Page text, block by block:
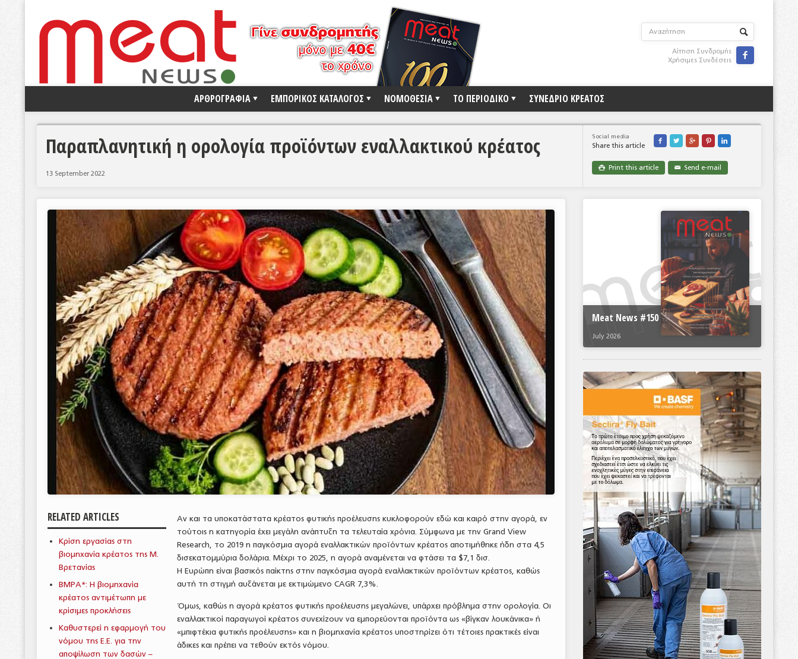
Αίτηση Συνδρομής
Χρήσιμες Συνδέσεις

ΑΡΘΡΟΓΡΑΦΙΑ ΕΜΠΟΡΙΚΟΣ ΚΑΤΑΛΟΓΟΣ ΝΟΜΟΘΕΣΙΑ ΤΟ ΠΕΡΙΟΔΙΚΟ ΣΥΝΕΔΡΙΟ ΚΡΕΑΤΟΣ
Social media
Share this article
    
 Print this article ✉ Send e-mail
Παραπλανητική η ορολογία προϊόντων εναλλακτικού κρέατος
13 September 2022
RELATED ARTICLES
Κρίση εργασίας στη
βιομηχανία κρέατος της Μ.
Βρετανίας
BMPA*: Η βιομηχανία
κρέατος αντιμέτωπη με
κρίσιμες προκλήσεις
Καθυστερεί η εφαρμογή του
νόμου της Ε.Ε. για την
αποψίλωση των δασών –
Αν και τα υποκατάστατα κρέατος φυτικής προέλευσης κυκλοφορούν εδώ και καιρό στην αγορά, εν
τούτοις η κατηγορία έχει μεγάλη ανάπτυξη τα τελευταία χρόνια. Σύμφωνα με την Grand View
Research, το 2019 η παγκόσμια αγορά εναλλακτικών προϊόντων κρέατος αποτιμήθηκε ήδη στα 4,5
δισεκατομμύρια δολάρια. Μέχρι το 2025, η αγορά αναμένεται να φτάσει τα $7,1 δισ.
Η Ευρώπη είναι βασικός παίκτης στην παγκόσμια αγορά εναλλακτικών προϊόντων κρέατος, καθώς
αυτή τη στιγμή αυξάνεται με εκτιμώμενο CAGR 7,3%.
Όμως, καθώς η αγορά κρέατος φυτικής προέλευσης μεγαλώνει, υπάρχει πρόβλημα στην ορολογία. Οι
εναλλακτικοί παραγωγοί κρέατος συνεχίζουν να εμπορεύονται προϊόντα ως «βίγκαν λουκάνικα» ή
«μπιφτέκια φυτικής προέλευσης» και η βιομηχανία κρέατος υποστηρίζει ότι τέτοιες πρακτικές είναι
άδικες και πρέπει να τεθούν εκτός νόμου.
Meat News #150
July 2026